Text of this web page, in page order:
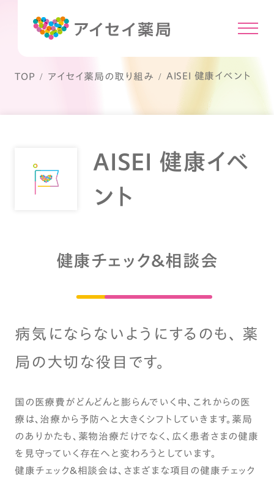
TOP アイセイ薬局の取り組み AISEI 健康イベント
AISEI 健康イベ
ント
健康チェック&相談会
病気にならないようにするのも、 薬
局の大切な役目です。
国の医療費がどんどんと膨らんでいく中、これからの医
療は、治療から予防へと大きくシフトしていきます。薬局
のありかたも、薬物治療だけでなく、広く患者さまの健康
を見守っていく存在へと変わろうとしています。
健康チェック＆相談会は、さまざまな項目の健康チェック